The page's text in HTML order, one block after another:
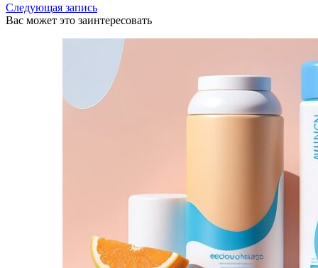
Следующая запись
Вас может это заинтересовать